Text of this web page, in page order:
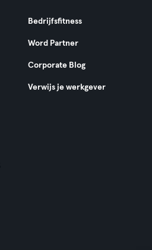
Bedrijfsfitness
Word Partner
Corporate Blog
Verwijs je werkgever